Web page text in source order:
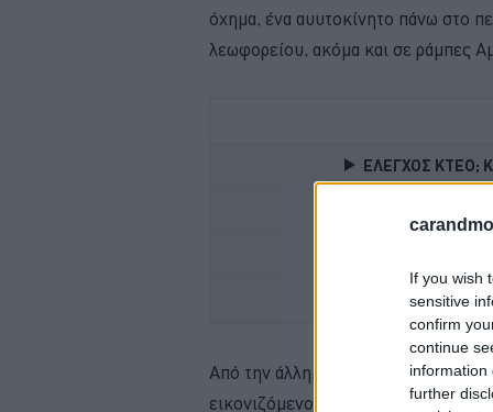
If you wish
sensitive
confirm
continue
information
further
όχημα, ένα αυυτοκίνητο πάνω στο
λεωφορείου, ακόμα και σε ράμπες
ΕΛΕΓΧΟΣ ΚΤΕΟ;
Από την άλλη, ουδείς μπορεί να μην
εικονιζόμενο. Άσπρο
Nissan